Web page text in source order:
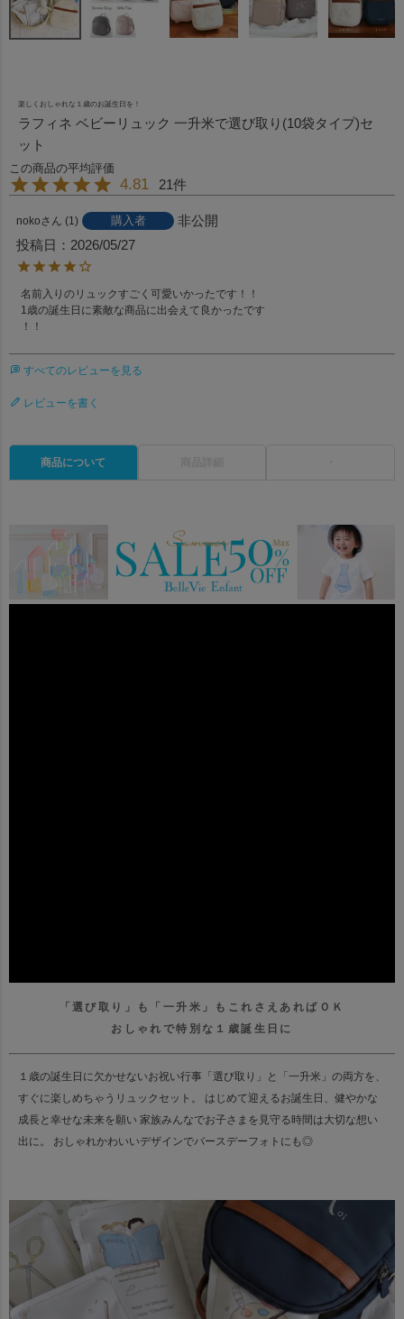
楽しくおしゃれな１歳のお誕生日を！
ラフィネ ベビーリュック 一升米で選び取り(10袋タイプ)セ
ット
4.81 21
noko 1 購入者
非公開
投稿日
2026/05/27
名前入りのリュックすごく可愛いかったです！！
1歳の誕生日に素敵な商品に出会えて良かったです
！！
すべてのレビューを見る
レビューを書く
商品について
「選び取り」も「一升米」もこれさえあればＯＫ
おしゃれで特別な１歳誕生日に
１歳の誕生日に欠かせないお祝い行事「選び取り」と「一升米」の両方を、
すぐに楽しめちゃうリュックセット。
はじめて迎えるお誕生日、健やかな
成長と幸せな未来を願い 家族みんなでお子さまを見守る時間は大切な想い
出に。
おしゃれかわいいデザインでバースデーフォトにも◎